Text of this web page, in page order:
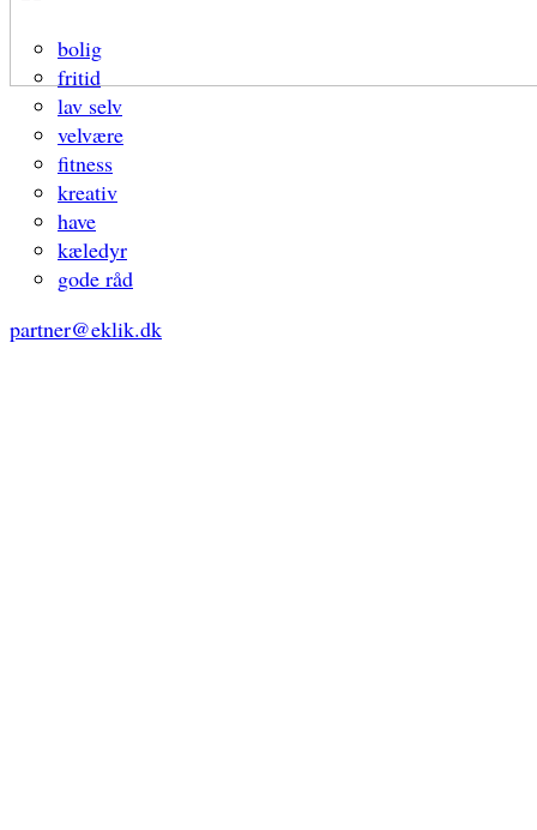
bolig
fritid
lav selv
velvære
fitness
kreativ
have
kæledyr
gode råd
partner@eklik.dk